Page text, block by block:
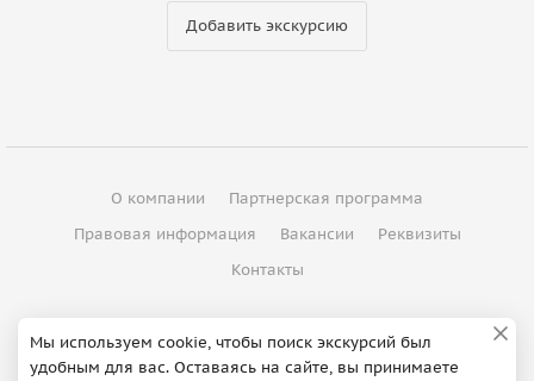
Добавить экскурсию
О компании
Партнерская программа
Правовая информация
Вакансии
Реквизиты
Контакты
© 2012 - 2026 ООО "Спутник"
Сделано в Петербурге
Мы используем cookie, чтобы поиск экскурсий был
удобным для вас. Оставаясь на сайте, вы принимаете